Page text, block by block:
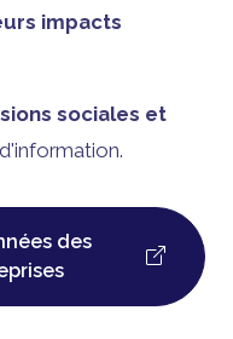
impacts
sociales et
des